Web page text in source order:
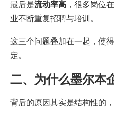
最后是流动率高 ，很多岗位
业不断重复招聘与培训。
这三个问题叠加在一起，使
定。
二、为什么墨尔本
背后的原因其实是结构性的